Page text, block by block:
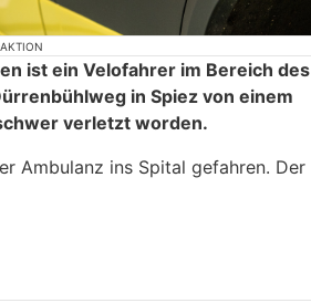
ist ein Velofahrer im Bereich des
in Spiez von einem
verletzt worden.
Ambulanz ins Spital gefahren. Der